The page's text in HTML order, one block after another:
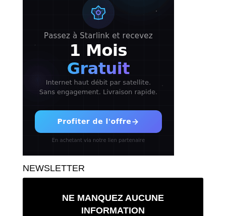
NEWSLETTER
NE MANQUEZ AUCUNE
INFORMATION